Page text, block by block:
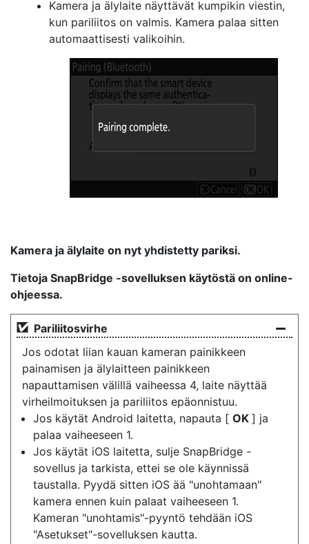
Kamera ja älylaite näyttävät kumpikin viestin,
kun pariliitos on valmis. Kamera palaa sitten
automaattisesti valikoihin.
Kamera ja älylaite on nyt yhdistetty pariksi.
Tietoja SnapBridge -sovelluksen käytöstä on online-
ohjeessa.
Pariliitosvirhe
Jos odotat liian kauan kameran painikkeen
painamisen ja älylaitteen painikkeen
napauttamisen välillä vaiheessa 4, laite näyttää
virheilmoituksen ja pariliitos epäonnistuu.
Jos käytät Android laitetta, napauta [ OK ] ja
palaa vaiheeseen 1.
Jos käytät iOS laitetta, sulje SnapBridge -
sovellus ja tarkista, ettei se ole käynnissä
taustalla. Pyydä sitten iOS ää "unohtamaan"
kamera ennen kuin palaat vaiheeseen 1.
Kameran "unohtamis"-pyyntö tehdään iOS
"Asetukset"-sovelluksen kautta.